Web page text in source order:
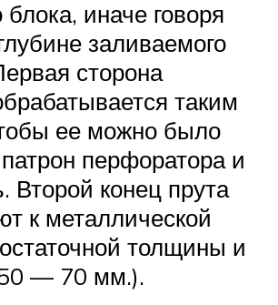
блока, иначе говоря
заливаемого
сторона
таким
ее можно было
перфоратора и
Второй конец прута
к металлической
толщины и
— 70 мм.).